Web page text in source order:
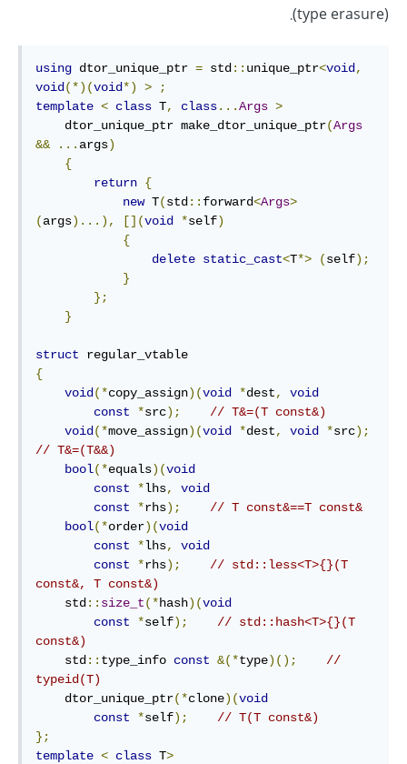
(type erasure).
using dtor_unique_ptr = std :: unique_ptr<void ,
void (*)(void*) >
;
template < class T, class...Args >
    dtor_unique_ptr make_dtor_unique_ptr
(Args
&&
... args)
{
return {
new T(std :: forward<Args>
(args)...), [](void *self)
{
delete static_cast<T*> (self);
}
};
}
struct
{
void (*copy_assign)(void *dest,
void
const
*src);
// T&=(T const&)
void (*move_assign)(void *dest, void *src);
// T&=(T&&)
bool(*equals)(void
const
*lhs,
void
const
*rhs);
// T const&==T const&
bool(*order)(void
const
*lhs,
void
const
*rhs);
// std::less<T>{}(T
const&, T const&)
    std
:: size_t(*hash)(void
const
*self);
// std::hash<T>{}(T
const&)
    std
:: type_info const &(*type)();
//
typeid(T)
    dtor_unique_ptr
(*clone)(void
const
*self);
// T(T const&)
};
template < class T>